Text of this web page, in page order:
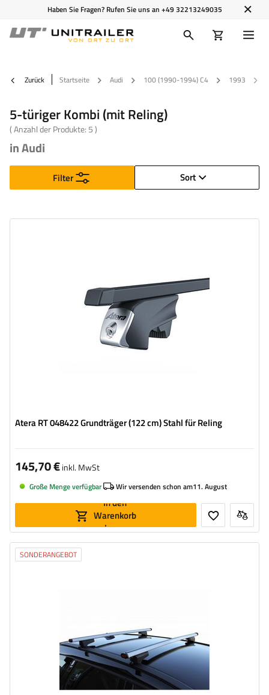
Haben Sie Fragen? Rufen Sie uns an +49 32213249035
Zurück Startseite Audi 100 (1990-1994) C4 1993
5-türiger Kombi (mit Reling)
( Anzahl der Produkte: 5)
in Audi
Sort
Filter
Atera RT 048422 Grundträger (122 cm) Stahl für Reling
145,70 €inkl. MwSt
Große Menge verfügbar Wir versenden schon am11. August
In den
Warenkorb
legen
SONDERANGEBOT